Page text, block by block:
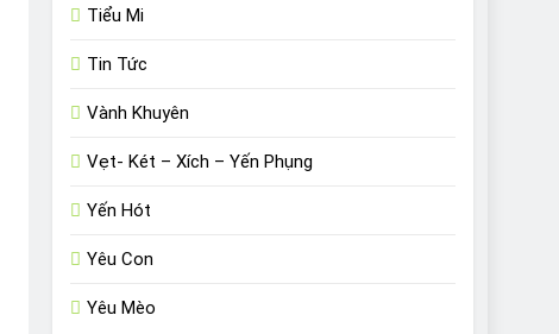
Tiểu Mi
Tin Tức
Vành Khuyên
Vẹt- Két – Xích – Yến Phụng
Yến Hót
Yêu Con
Yêu Mèo